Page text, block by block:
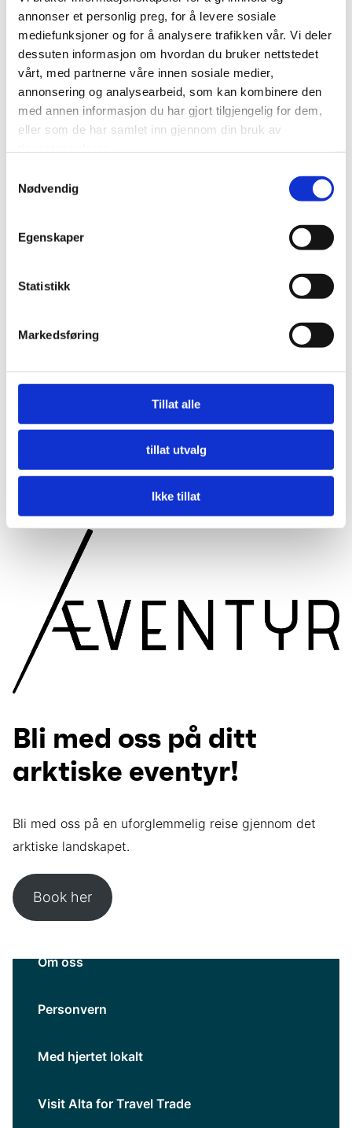
annonser et personlig preg, for å levere sosiale
mediefunksjoner og for å analysere trafikken vår. Vi deler
dessuten informasjon om hvordan du bruker nettstedet
vårt, med partnerne våre innen sosiale medier,
annonsering og analysearbeid, som kan kombinere den
med annen informasjon du har gjort tilgjengelig for dem,
eller som de har samlet inn gjennom din bruk av
Nødvendig
Egenskaper
Statistikk
Markedsføring
Tillat alle
tillat utvalg
Ikke tillat
Dette er Æventyrs mest tilgjengelige vinteropplevelse.
Det er ingenting du trenger å lære og ingen fysiske
seg rundt deg. Opplevelsen passer for familier,
uten å kjøre snøscooter selv.
menneskene som har levd i og beveget seg gjennom
Dette er inkludert:
Transport til/fra Alta Sentrum
Profesjonell guide
2,5 timer lang snøtogsafari
Varm drikke og snacks
Bli med oss på ditt
arktiske eventyr!
Bli med oss på en uforglemmelig reise gjennom det
arktiske landskapet.
Book her
Om oss
Personvern
Med hjertet lokalt
Visit Alta for Travel Trade